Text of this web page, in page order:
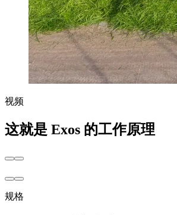
视频
这就是 Exos 的工作原理
规格